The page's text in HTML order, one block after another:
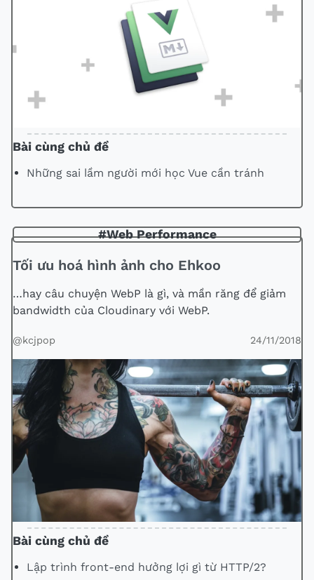
Bài cùng chủ đề
Những sai lầm người mới học Vue cần tránh
#Web Performance
Tối ưu hoá hình ảnh cho Ehkoo
…hay câu chuyện WebP là gì, và mần răng để giảm
bandwidth của Cloudinary với WebP.
@kcjpop 24/11/2018
Bài cùng chủ đề
Lập trình front-end hưởng lợi gì từ HTTP/2?